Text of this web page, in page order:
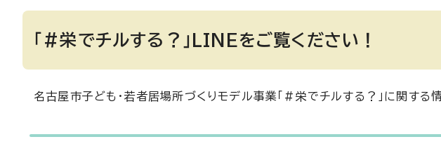
「#栄でチルする？」LINEをご覧ください！
名古屋市子ども・若者居場所づくりモデル事業「#栄でチルする？」に関する